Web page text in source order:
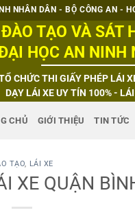
NHÂN DÂN - BỘ CÔNG AN -
TẠO VÀ SÁT
HỌC AN NINH
CHỨC THI GIẤY PHÉP LÁI
DẠY LÁI XE UY TÍN 100% -
CHỦ GIỚI THIỆU TIN TỨC
TẠO, LÁI XE
XE QUẬN